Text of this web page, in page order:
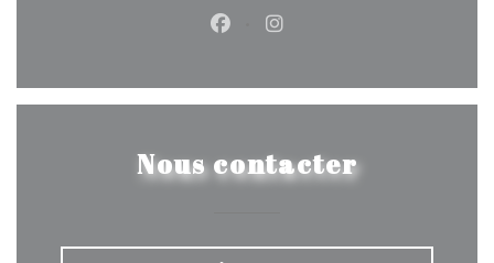
Facebook ((ouvre une
Instagram ((ouvre une
Nous contacter